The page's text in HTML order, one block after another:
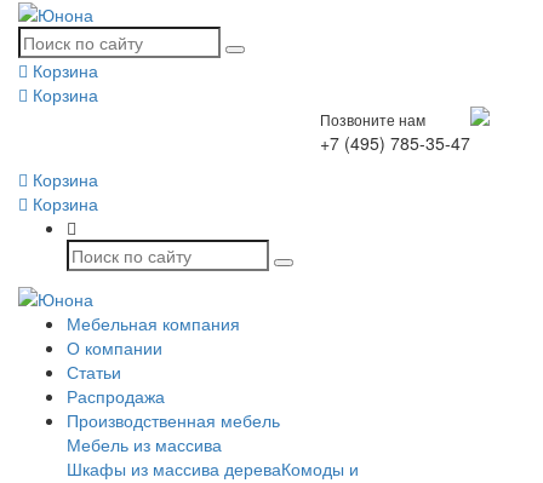
Корзина
Корзина
Позвоните нам
+7 (495) 785-35-47
Корзина
Корзина
Мебельная компания
О компании
Статьи
Распродажа
Производственная мебель
Мебель из массива
Шкафы из массива дереваКомоды и